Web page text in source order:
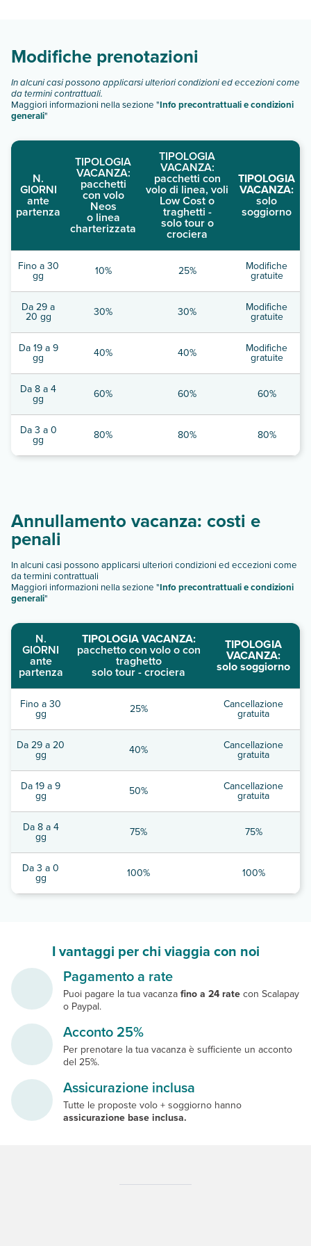
Modifiche prenotazioni
In alcuni casi possono applicarsi ulteriori condizioni ed eccezioni come
da termini contrattuali.
Maggiori informazioni nella sezione "Info precontrattuali e condizioni
generali"
N.
GIORNI
ante
partenza
TIPOLOGIA
VACANZA:
pacchetti
con volo
Neos
o linea
charterizzata
TIPOLOGIA
VACANZA:
pacchetti con
volo di linea, voli
Low Cost o
traghetti -
solo tour o
crociera
TIPOLOGIA
VACANZA:
solo
soggiorno
Fino a 30
gg 10% 25% Modifiche
gratuite
Da 29 a
20 gg 30% 30% Modifiche
gratuite
Da 19 a 9
gg 40% 40% Modifiche
gratuite
Da 8 a 4
gg 60% 60% 60%
Da 3 a 0
gg 80% 80% 80%
Annullamento vacanza: costi e
penali
In alcuni casi possono applicarsi ulteriori condizioni ed eccezioni come
da termini contrattuali
Maggiori informazioni nella sezione "Info precontrattuali e condizioni
generali"
N.
GIORNI
ante
partenza
TIPOLOGIA VACANZA:
pacchetto con volo o con
traghetto
solo tour - crociera
TIPOLOGIA
VACANZA:
solo soggiorno
Fino a 30
gg 25% Cancellazione
gratuita
Da 29 a 20
gg 40% Cancellazione
gratuita
Da 19 a 9
gg 50% Cancellazione
gratuita
Da 8 a 4
gg 75% 75%
Da 3 a 0
gg 100% 100%
I vantaggi per chi viaggia con noi
Pagamento a rate
Puoi pagare la tua vacanzafino a 24 ratecon Scalapay
o Paypal.
Acconto 25%
Per prenotare la tua vacanza è sufficiente un acconto
del 25%.
Assicurazione inclusa
Tutte le proposte volo + soggiorno hanno
assicurazione base inclusa.